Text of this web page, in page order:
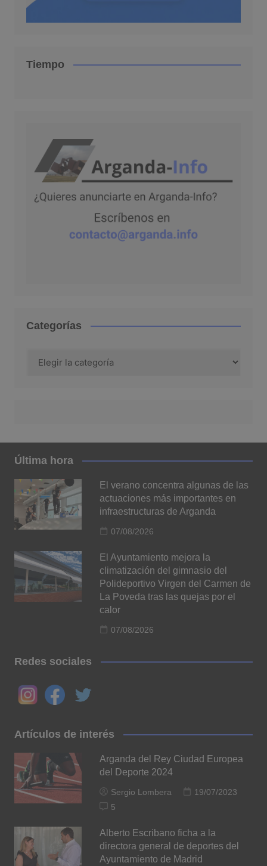
Tiempo
Categorías
Última hora
El verano concentra algunas de las
actuaciones más importantes en
infraestructuras de Arganda
07/08/2026
El Ayuntamiento mejora la
climatización del gimnasio del
Polideportivo Virgen del Carmen de
La Poveda tras las quejas por el
calor
07/08/2026
Redes sociales
Artículos de interés
Arganda del Rey Ciudad Europea
del Deporte 2024
Sergio Lombera
19/07/2023
5
Alberto Escribano ficha a la
directora general de deportes del
Ayuntamiento de Madrid